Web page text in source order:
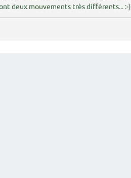
deux mouvements très différents... :-)